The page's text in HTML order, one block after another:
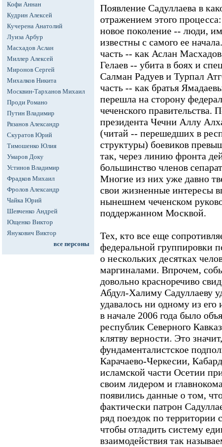
Кофи Аннан
Кудрин Алексей
Кучерена Анатолий
Луиза Арбур
Масхадов Аслан
Миллер Алексей
Миронов Сергей
Михалков Никита
Москвин-Тарханов Михаил
Проди Романо
Путин Владимир
Рязанов Александр
Скуратов Юрий
Тимошенко Юлия
Умаров Доку
Устинов Владимир
Фрадков Михаил
Фролов Александр
Чайка Юрий
Шевченко Андрей
Ющенко Виктор
Янукович Виктор
все персоны
Появление Садуллаева в
отражением этого
новое поколение -- люди,
известны с самого ее
часть -- как Аслан
Гелаев -- убита в боях и
Салман Радуев и Турпал
часть -- как братья
перешла на сторону
чеченского правительства.
президента Чечни Аллу
(читай -- перешедших в
структуры) боевиков
так, через линию фронта
большинство членов
Многие из них уже давно
свои жизненные интересы
нынешнем чеченском
поддержанном Москвой.
Тех, кто все еще
федеральной группировки
о нескольких десятках
маргиналами. Впрочем,
довольно красноречиво
Абдул-Халиму Садуллаеву
удавалось ни одному из
в начале 2006 года было
республик Северного
клятву верности. Это
фундаменталистское
Карачаево-Черкесии,
исламской части Осетии
своим лидером и
появились данные о том,
фактически патрон
ряд поездок по территории
чтобы отладить систему
взаимодействия так